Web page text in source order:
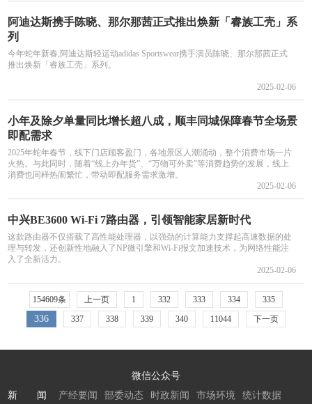
阿迪达斯携手陈晓、那尔那茜正式推出焕新「睿族工壳」系
列
今年蛇年新春,阿迪达斯轻运动adidas Sportswear携手演员陈晓、那尔那茜正式
推出焕新「睿族工壳」系列。
2025-02-06
小年及除夕单量同比增长超八成，顺丰同城保障春节全场景
即配需求
2025年蛇年春节，线下门店顾客盈门，各地景区人潮涌动，整个消费市场一片
火热。与此同时，随着“线上办年货”、“万物可外卖”等消费趋势的发展，线上
消费也同样热闹繁忙，带动即配服务需求激增。
2025-02-06
中兴BE3600 Wi-Fi 7路由器，引领智能家居新时代
这款路由器不仅搭载了高性能处理器，以强劲的计算能力支撑起高速数据的处
理与转发，还创新性地融入了NP微引擎和Wi-Fi报文加速技术，为网络性能注
入了全新活力。
2025-02-06
154609条 上一页 1 332 333 334 335
336 337 338 339 340 11044 下一页
微信公众号
新 闻
产经要闻 部委动态 时政新闻 市场环境
统计数据